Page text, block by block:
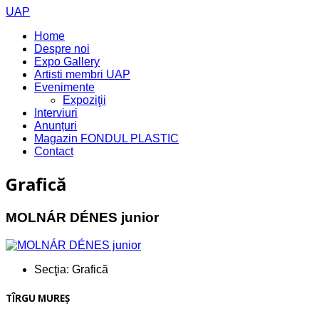
UAP
Home
Despre noi
Expo Gallery
Artisti membri UAP
Evenimente
Expoziţii
Interviuri
Anunțuri
Magazin FONDUL PLASTIC
Contact
Grafică
MOLNÁR DÉNES junior
Secţia: Grafică
TÎRGU MUREŞ